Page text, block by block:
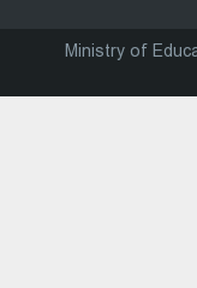
Ministry of